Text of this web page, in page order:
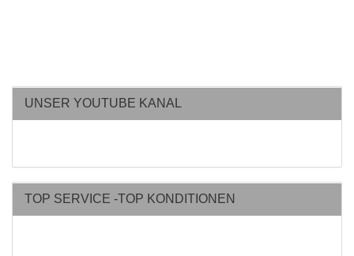
UNSER YOUTUBE KANAL
TOP SERVICE -TOP KONDITIONEN